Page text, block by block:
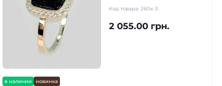
в наличии новинка
Код товара: 260к-3
2 055.00 грн.